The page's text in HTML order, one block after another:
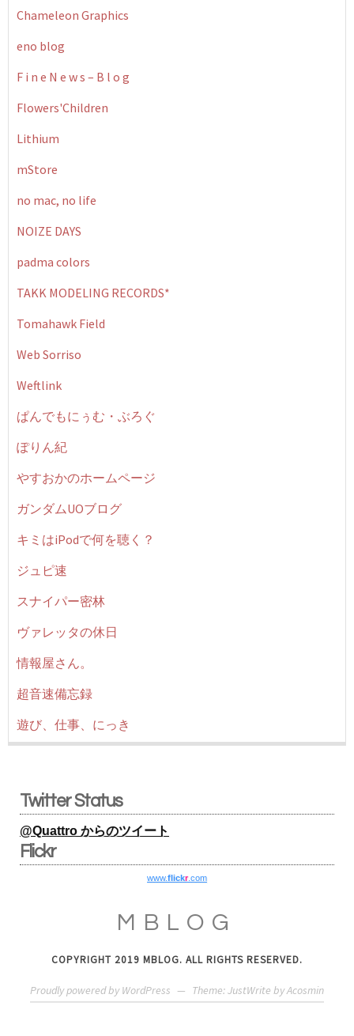
Chameleon Graphics
eno blog
F i n e N e w s – B l o g
Flowers'Children
Lithium
mStore
no mac, no life
NOIZE DAYS
padma colors
TAKK MODELING RECORDS*
Tomahawk Field
Web Sorriso
Weftlink
ぱんでもにぅむ・ぶろぐ
ぽりん紀
やすおかのホームページ
ガンダムUOブログ
キミはiPodで何を聴く？
ジュピ速
スナイパー密林
ヴァレッタの休日
情報屋さん。
超音速備忘録
遊び、仕事、にっき
Twitter Status
@Quattro からのツイート
Flickr
www.flickr.com
MBLOG
COPYRIGHT 2019 MBLOG. ALL RIGHTS RESERVED.
Proudly powered by WordPress — Theme: JustWrite byAcosmin